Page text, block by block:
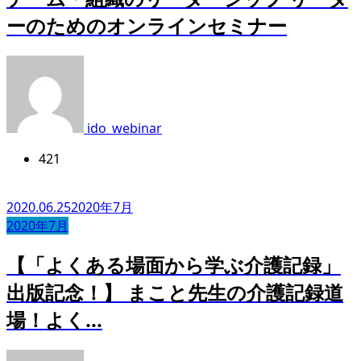
ーのためのオンラインセミナー
ido_webinar
421
2020.06.252020年7月
2020年7月
【「よくある場面から学ぶ介護記録」
出版記念！】 まこと先生の介護記録道
場！よく...